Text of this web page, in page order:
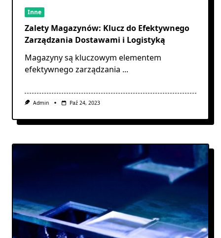
Inne
Zalety Magazynów: Klucz do Efektywnego
Zarządzania Dostawami i Logistyką
Magazyny są kluczowym elementem
efektywnego zarządzania ...
Admin Paź 24, 2023